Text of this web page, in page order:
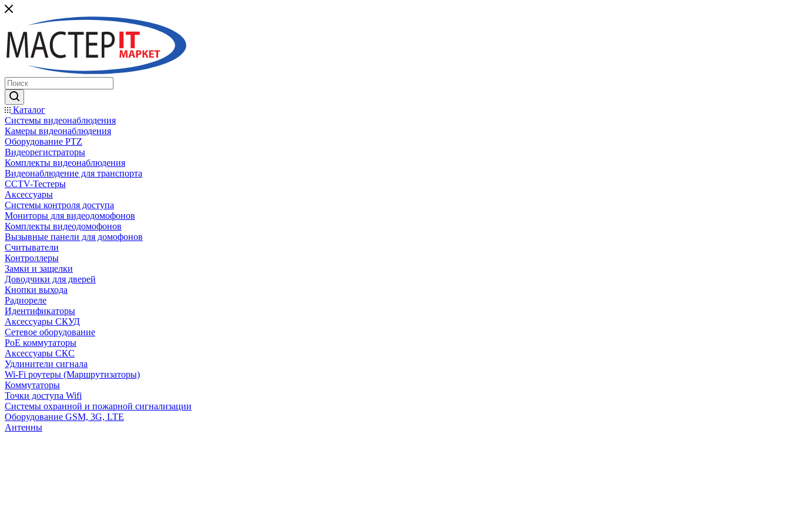
Каталог
Системы видеонаблюдения
Камеры видеонаблюдения
Оборудование PTZ
Видеорегистраторы
Комплекты видеонаблюдения
Видеонаблюдение для транспорта
CCTV-Тестеры
Аксессуары
Системы контроля доступа
Мониторы для видеодомофонов
Комплекты видеодомофонов
Вызывные панели для домофонов
Считыватели
Контроллеры
Замки и защелки
Доводчики для дверей
Кнопки выхода
Радиореле
Идентификаторы
Аксессуары СКУД
Сетевое оборудование
PoE коммутаторы
Аксессуары СКС
Удлинители сигнала
Wi-Fi роутеры (Маршрутизаторы)
Коммутаторы
Точки доступа Wifi
Системы охранной и пожарной сигнализации
Оборудование GSM, 3G, LTE
Антенны